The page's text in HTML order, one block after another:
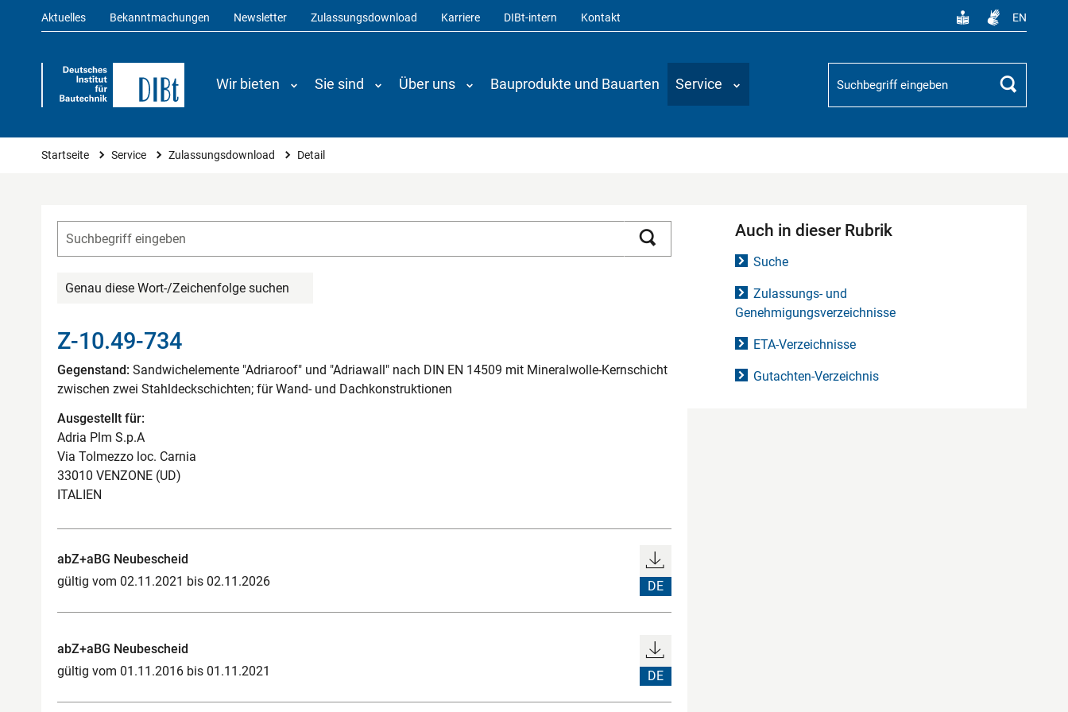
Aktuelles Bekanntmachungen Newsletter Zulassungsdownload Karriere DIBt-intern Kontakt EN
Wir bieten Sie sind Über uns Bauprodukte und Bauarten Service
Suchbegriff
Suchen
Sie sind hier
Startseite Service Zulassungsdownload Detail
Genau diese Wort-/Zeichenfolge suchen
Z-10.49-734
Gegenstand: Sandwichelemente "Adriaroof" und "Adriawall" nach DIN EN 14509 mit Mineralwolle-Kernschicht
zwischen zwei Stahldeckschichten; für Wand- und Dachkonstruktionen
Ausgestellt für:
Adria Plm S.p.A
Via Tolmezzo loc. Carnia
33010 VENZONE (UD)
ITALIEN
abZ+aBG Neubescheid
gültig vom 02.11.2021 bis 02.11.2026
DE
abZ+aBG Neubescheid
gültig vom 01.11.2016 bis 01.11.2021
DE
Auch in dieser Rubrik
Suche
Zulassungs- und
Genehmigungsverzeichnisse
ETA-Verzeichnisse
Gutachten-Verzeichnis